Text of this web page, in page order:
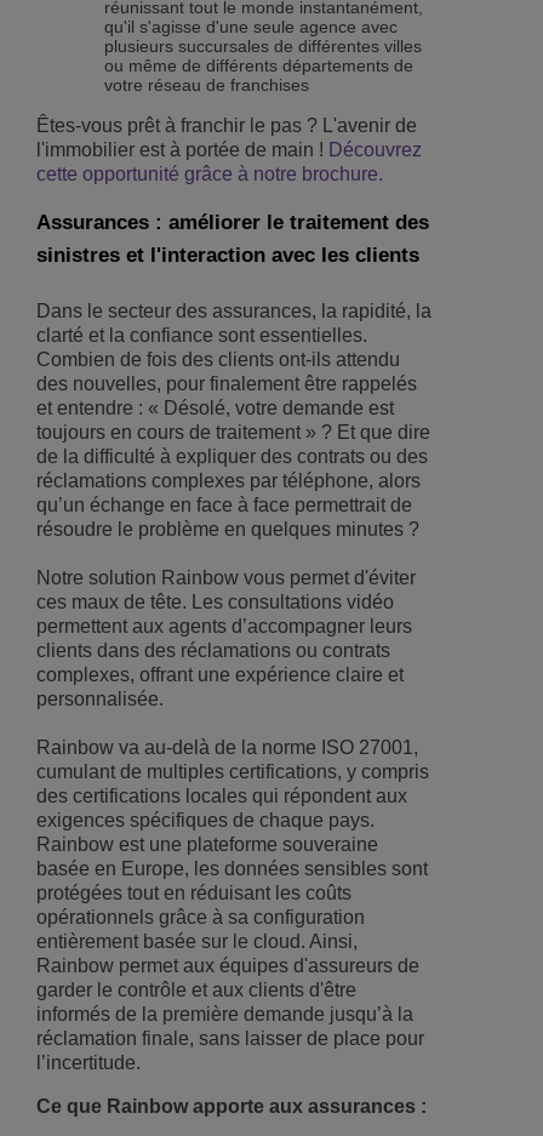
réunissant tout le monde instantanément,
qu'il s'agisse d'une seule agence avec
plusieurs succursales de différentes villes
ou même de différents départements de
votre réseau de franchises
Êtes-vous prêt à franchir le pas ? L'avenir de
l'immobilier est à portée de main ! Découvrez
cette opportunité grâce à notre brochure.
Assurances : améliorer le traitement des
sinistres et l'interaction avec les clients
Dans le secteur des assurances, la rapidité, la
clarté et la confiance sont essentielles.
Combien de fois des clients ont-ils attendu
des nouvelles, pour finalement être rappelés
et entendre : « Désolé, votre demande est
toujours en cours de traitement » ? Et que dire
de la difficulté à expliquer des contrats ou des
réclamations complexes par téléphone, alors
qu’un échange en face à face permettrait de
résoudre le problème en quelques minutes ?
Notre solution Rainbow vous permet d'éviter
ces maux de tête. Les consultations vidéo
permettent aux agents d’accompagner leurs
clients dans des réclamations ou contrats
complexes, offrant une expérience claire et
personnalisée.
Rainbow va au-delà de la norme ISO 27001,
cumulant de multiples certifications, y compris
des certifications locales qui répondent aux
exigences spécifiques de chaque pays.
Rainbow est une plateforme souveraine
basée en Europe, les données sensibles sont
protégées tout en réduisant les coûts
opérationnels grâce à sa configuration
entièrement basée sur le cloud. Ainsi,
Rainbow permet aux équipes d'assureurs de
garder le contrôle et aux clients d'être
informés de la première demande jusqu’à la
réclamation finale, sans laisser de place pour
l’incertitude.
Ce que Rainbow apporte aux assurances :